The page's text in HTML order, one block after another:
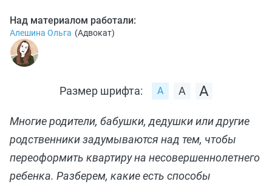
Над материалом работали:
Алешина Ольга (Адвокат)
Размер шрифта:
Многие родители, бабушки, дедушки или другие
родственники задумываются над тем, чтобы
переоформить квартиру на несовершеннолетнего
ребенка. Разберем, какие есть способы